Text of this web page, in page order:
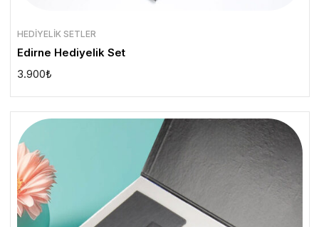
HEDIYELIK SETLER
Edirne Hediyelik Set
3.900₺